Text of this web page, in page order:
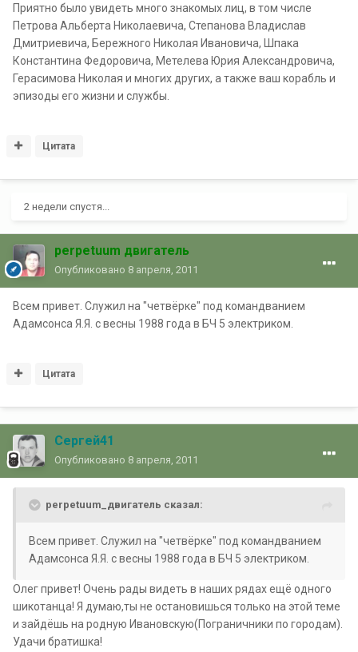
Приятно было увидеть много знакомых лиц, в том числе
Петрова Альберта Николаевича, Степанова Владислав
Дмитриевича, Бережного Николая Ивановича, Шпака
Константина Федоровича, Метелева Юрия Александровича,
Герасимова Николая и многих других, а также ваш корабль и
эпизоды его жизни и службы.
Цитата
2 недели спустя...
perpetuum двигатель
Опубликовано 8 апреля, 2011
Всем привет. Служил на "четвёрке" под командванием
Адамсонса Я.Я. с весны 1988 года в БЧ 5 электриком.
Цитата
Сергей41
Опубликовано 8 апреля, 2011
perpetuum_двигатель сказал:
Всем привет. Служил на "четвёрке" под командванием
Адамсонса Я.Я. с весны 1988 года в БЧ 5 электриком.
Олег привет! Очень рады видеть в наших рядах ещё одного
шикотанца! Я думаю,ты не остановишься только на этой теме
и зайдёшь на родную Ивановскую(Пограничники по городам).
Удачи братишка!